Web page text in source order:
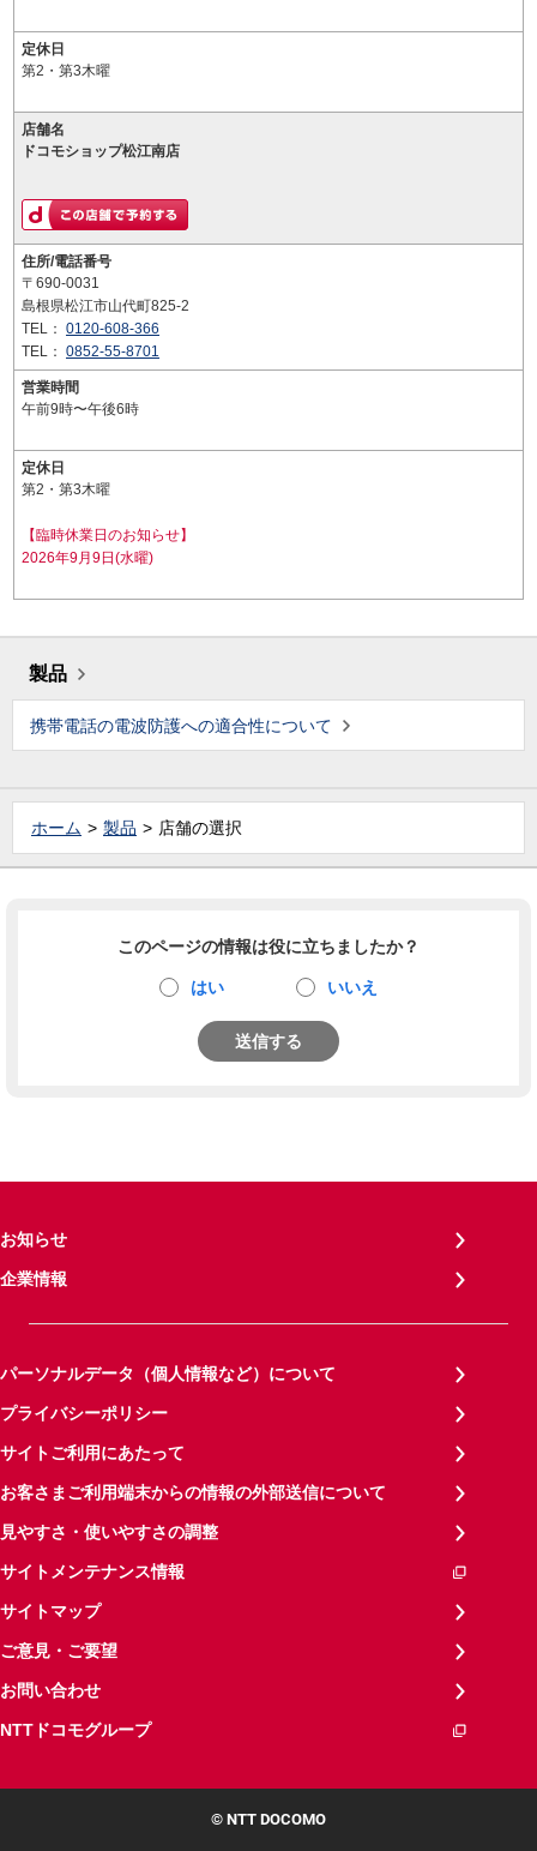
定休日
第2・第3木曜
店舗名
ドコモショップ松江南店
住所/電話番号
〒690-0031
島根県松江市山代町825-2
TEL： 0120-608-366
TEL： 0852-55-8701
営業時間
午前9時〜午後6時
定休日
第2・第3木曜
【臨時休業日のお知らせ】
2026年9月9日(水曜)
製品
携帯電話の電波防護への適合性について
ホーム 製品 店舗の選択
このページの情報は役に立ちましたか？
はい いいえ
送信する
お知らせ
企業情報
パーソナルデータ（個人情報など）について
プライバシーポリシー
サイトご利用にあたって
お客さまご利用端末からの情報の外部送信について
見やすさ・使いやすさの調整
サイトメンテナンス情報
サイトマップ
ご意見・ご要望
お問い合わせ
NTTドコモグループ
© NTT DOCOMO